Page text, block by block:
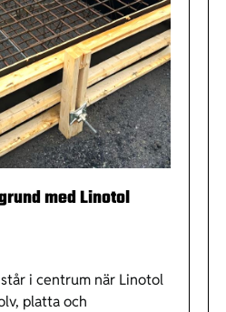
med Linotol
i centrum när Linotol
platta och